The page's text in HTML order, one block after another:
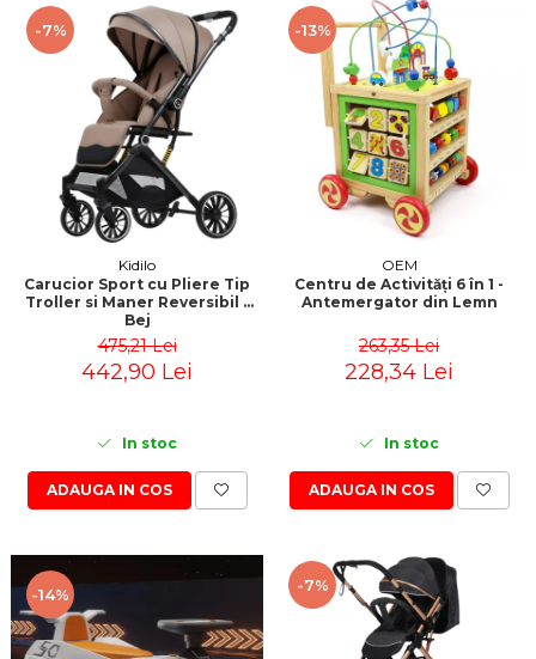
-7%
Kidilo
Carucior Sport cu Pliere Tip
Troller si Maner Reversibil -
Bej
475,21 Lei
442,90 Lei
In stoc
ADAUGA IN COS
-13%
OEM
Centru de Activități 6 în 1 -
Antemergator din Lemn
263,35 Lei
228,34 Lei
In stoc
ADAUGA IN COS
-14% -7%